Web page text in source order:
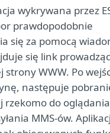
wykrywana przez
prawdopodobnie
się za pomocą
się link
WWW. Po
następuje
rzekomo do
MMS-ów.